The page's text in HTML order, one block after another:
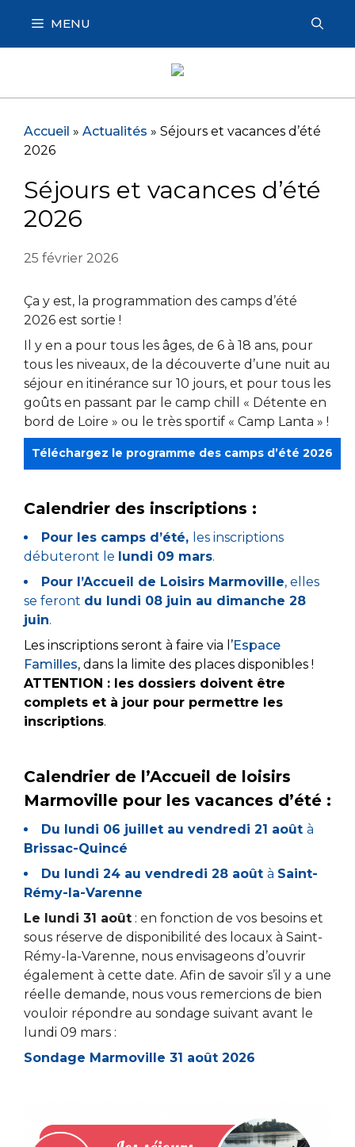
contenu
MENU
Accueil » Actualités » Séjours et vacances d’été
2026
Séjours et vacances d’été
2026
25 février 2026
Ça y est, la programmation des camps d’été
2026 est sortie !
Il y en a pour tous les âges, de 6 à 18 ans, pour
tous les niveaux, de la découverte d’une nuit au
séjour en itinérance sur 10 jours, et pour tous les
goûts en passant par le camp chill « Détente en
bord de Loire » ou le très sportif « Camp Lanta » !
Téléchargez le programme des camps d’été 2026
Calendrier des inscriptions :
Pour les camps d’été, les inscriptions
débuteront le lundi 09 mars.
Pour l’Accueil de Loisirs Marmoville, elles
se feront du lundi 08 juin au dimanche 28
juin.
Les inscriptions seront à faire via l’Espace
Familles, dans la limite des places disponibles !
ATTENTION : les dossiers doivent être
complets et à jour pour permettre les
inscriptions.
Calendrier de l’Accueil de loisirs
Marmoville pour les vacances d’été :
Du lundi 06 juillet au vendredi 21 août à
Brissac-Quincé
Du lundi 24 au vendredi 28 août à Saint-
Rémy-la-Varenne
Le lundi 31 août : en fonction de vos besoins et
sous réserve de disponibilité des locaux à Saint-
Rémy-la-Varenne, nous envisageons d’ouvrir
également à cette date. Afin de savoir s’il y a une
réelle demande, nous vous remercions de bien
vouloir répondre au sondage suivant avant le
lundi 09 mars :
Sondage Marmoville 31 août 2026